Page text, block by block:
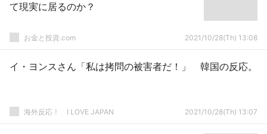
て現実に居るのか？
お金と投資.com 2021/10/28(Th) 13:08
イ・ヨンスさん「私は拷問の被害者だ！」 韓国の反応。
海外反応！ I LOVE JAPAN 2021/10/28(Th) 13:07